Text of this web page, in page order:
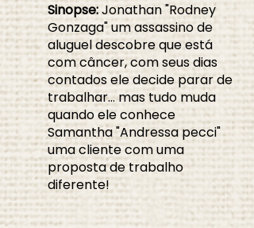
Sinopse:Jonathan "Rodney
Gonzaga" um assassino de
aluguel descobre que está
com câncer, com seus dias
contados ele decide parar de
trabalhar... mas tudo muda
quando ele conhece
Samantha "Andressa pecci"
uma cliente com uma
proposta de trabalho
diferente!